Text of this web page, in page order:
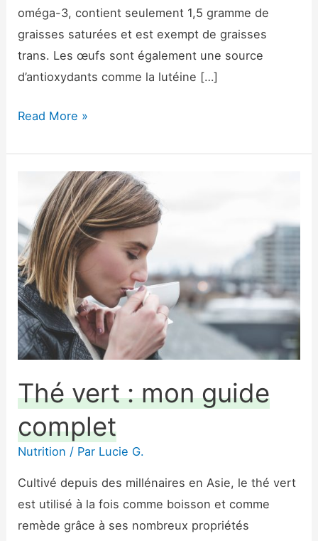
oméga-3, contient seulement 1,5 gramme de
graisses saturées et est exempt de graisses
trans. Les œufs sont également une source
d’antioxydants comme la lutéine […]
Read More »
Thé vert : mon guide
complet
Nutrition / Par Lucie G.
Cultivé depuis des millénaires en Asie, le thé vert
est utilisé à la fois comme boisson et comme
remède grâce à ses nombreux propriétés
:
mon
guide
complet